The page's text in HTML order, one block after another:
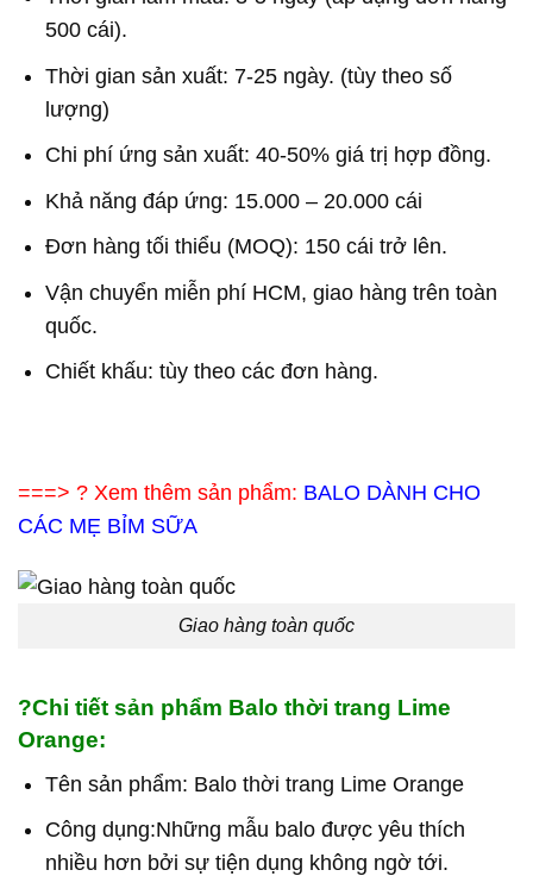
500 cái).
Thời gian sản xuất: 7-25 ngày. (tùy theo số
lượng)
Chi phí ứng sản xuất: 40-50% giá trị hợp đồng.
Khả năng đáp ứng: 15.000 – 20.000 cái
Đơn hàng tối thiểu (MOQ): 150 cái trở lên.
Vận chuyển miễn phí HCM, giao hàng trên toàn
quốc.
Chiết khấu: tùy theo các đơn hàng.
===> ? Xem thêm sản phẩm: BALO DÀNH CHO
CÁC MẸ BỈM SỮA
Giao hàng toàn quốc
?Chi tiết sản phẩm Balo thời trang Lime
Orange:
Tên sản phẩm: Balo thời trang Lime Orange
Công dụng:Những mẫu balo được yêu thích
nhiều hơn bởi sự tiện dụng không ngờ tới.